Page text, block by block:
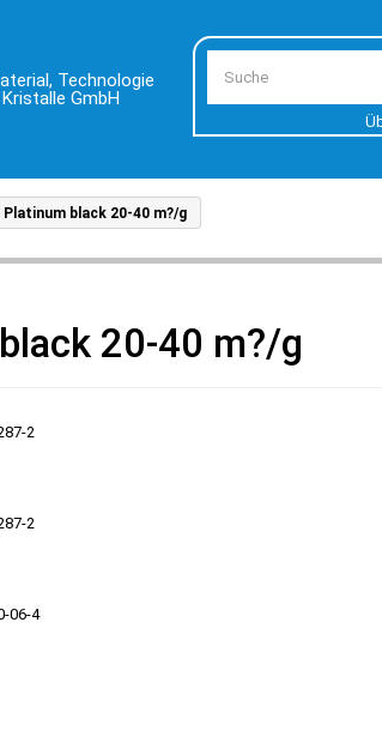
Technologie
GmbH
Platinum black 20-40 m?/g
20-40 m?/g
2
2
06-4